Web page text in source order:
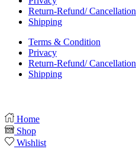
Return-Refund/ Cancellation
Shipping
Terms & Condition
Privacy
Return-Refund/ Cancellation
Shipping
Home
Shop
Wishlist